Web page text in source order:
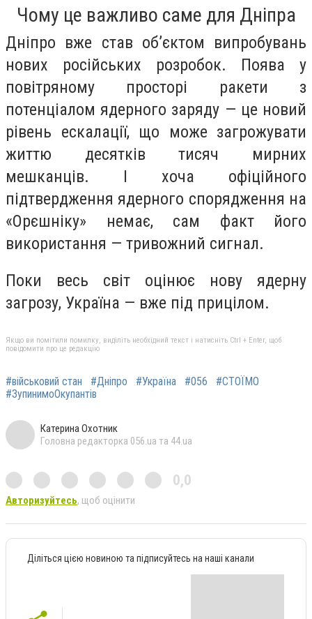
Чому це важливо саме для Дніпра
Дніпро вже став об’єктом випробувань
нових російських розробок. Поява у
повітряному просторі ракети з
потенціалом ядерного заряду — це новий
рівень ескалації, що може загрожувати
життю десятків тисяч мирних
мешканців. І хоча офіційного
підтвердження ядерного спорядження на
«Орєшніку» немає, сам факт його
використання — тривожний сигнал.
Поки весь світ оцінює нову ядерну
загрозу, Україна — вже під прицілом.
Якщо ви помітили помилку, виділіть необхідний текст і натисніть Ctrl + Enter, щоб
повідомити про це редакцію
#військовий стан #Дніпро #Україна #056
#СТОЇМО
#ЗупинимоОкупантів
Катерина Охотник
Головна редакторка 056.ua та 44.ua
0,0
Авторизуйтесь, щоб оцінити
Діліться цією новиною та підписуйтесь на наші канали